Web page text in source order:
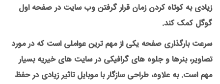
زیادی به کوتاه کردن زمان قرار گرفتن وب سایت در صفحه اول
گوگل کمک کند.
سرعت بارگذاری صفحه یکی از مهم ترین عواملی است که در مورد
تصاویر، بنرها و جلوه های گرافیکی در سایت های خیریه بسیار
مهم است. به علاوه، طراحی سازگار با موبایل تاثیر زیادی در حفظ